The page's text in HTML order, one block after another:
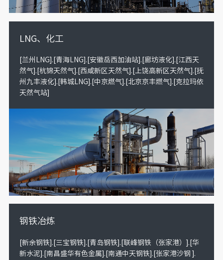
LNG、化工
[兰州LNG].[青海LNG].[安徽岳西加油站].[廊坊液化].[江西天
然气].[杭锦天然气].[西咸新区天然气].[上饶高新区天然气].[抚
州九丰液化].[韩城LNG].[中京燃气].[北京京丰燃气].[克拉玛依
天然气站]
钢铁冶炼
[新余钢铁].[三宝钢铁].[青岛钢铁].[联峰钢铁（张家港）].[华
新水泥].[南昌盛华有色金属].[南通中天钢铁].[张家港沙钢 ].